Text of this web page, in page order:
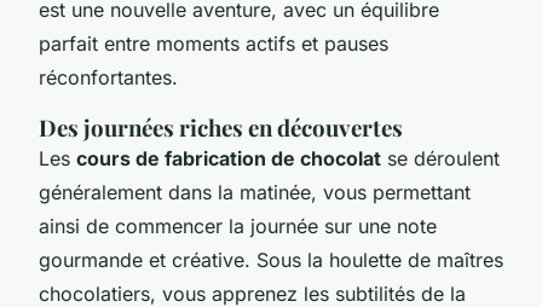
est une nouvelle aventure, avec un équilibre
parfait entre moments actifs et pauses
réconfortantes.
Des journées riches en découvertes
Les cours de fabrication de chocolat se déroulent
généralement dans la matinée, vous permettant
ainsi de commencer la journée sur une note
gourmande et créative. Sous la houlette de maîtres
chocolatiers, vous apprenez les subtilités de la